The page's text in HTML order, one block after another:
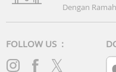
Dengan
FOLLOW US :